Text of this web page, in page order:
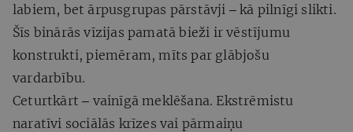
labiem, bet ārpusgrupas pārstāvji ‒ kā pilnīgi slikti.
Šīs binārās vīzijas pamatā bieži ir vēstījumu
konstrukti, piemēram, mīts par glābjošu
vardarbību.
Ceturtkārt ‒ vainīgā meklēšana. Ekstrēmistu
naratīvi sociālās krīzes vai pārmaiņu